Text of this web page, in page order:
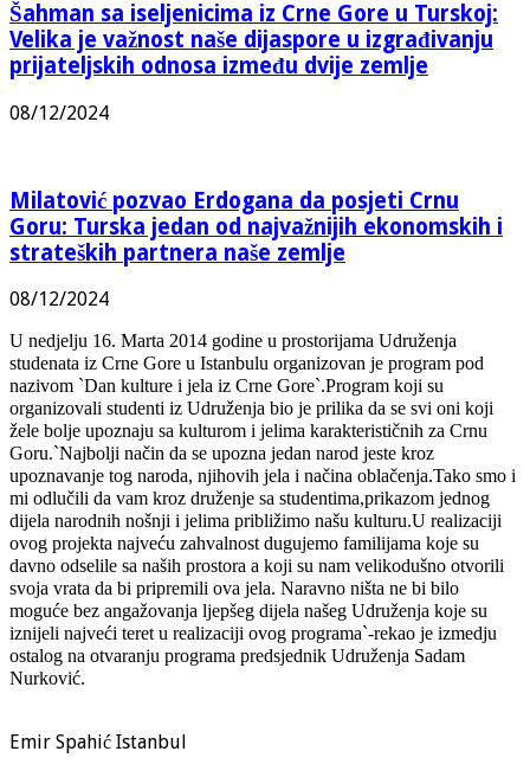
Šahman sa iseljenicima iz Crne Gore u Turskoj:
Velika je važnost naše dijaspore u izgrađivanju
prijateljskih odnosa između dvije zemlje
08/12/2024
Milatović pozvao Erdogana da posjeti Crnu
Goru: Turska jedan od najvažnijih ekonomskih i
strateških partnera naše zemlje
08/12/2024
U nedjelju 16. Marta 2014 godine u prostorijama Udruženja
studenata iz Crne Gore u Istanbulu organizovan je program pod
nazivom `Dan kulture i jela iz Crne Gore`.Program koji su
organizovali studenti iz Udruženja bio je prilika da se svi oni koji
žele bolje upoznaju sa kulturom i jelima karakterističnih za Crnu
Goru.`Najbolji način da se upozna jedan narod jeste kroz
upoznavanje tog naroda, njihovih jela i načina oblačenja.Tako smo i
mi odlučili da vam kroz druženje sa studentima,prikazom jednog
dijela narodnih nošnji i jelima približimo našu kulturu.U realizaciji
ovog projekta najveću zahvalnost dugujemo familijama koje su
davno odselile sa naših prostora a koji su nam velikodušno otvorili
svoja vrata da bi pripremili ova jela. Naravno ništa ne bi bilo
moguće bez angažovanja ljepšeg dijela našeg Udruženja koje su
iznijeli najveći teret u realizaciji ovog programa`-rekao je izmedju
ostalog na otvaranju programa predsjednik Udruženja Sadam
Nurković.
Emir Spahić Istanbul